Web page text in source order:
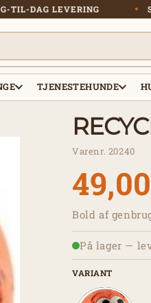
DAG-TIL-DAG LEVERING
TJENESTEHUNDE
Varenr. 20240
Bold af
På lager —
VARIANT